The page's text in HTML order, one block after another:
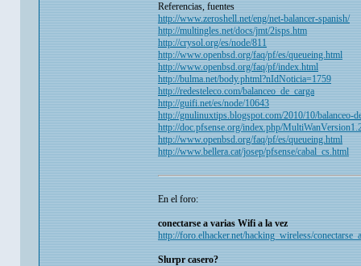
Referencias, fuentes
http://www.zeroshell.net/eng/net-balancer-spanish/
http://multingles.net/docs/jmt/2isps.htm
http://crysol.org/es/node/811
http://www.openbsd.org/faq/pf/es/queueing.html
http://www.openbsd.org/faq/pf/index.html
http://bulma.net/body.phtml?nIdNoticia=1759
http://redesteleco.com/balanceo_de_carga
http://guifi.net/es/node/10643
http://gnulinuxtips.blogspot.com/2010/10/balanceo-
http://doc.pfsense.org/index.php/
http://www.openbsd.org/faq/pf/es/queueing.html
http://www.bellera.cat/josep/pfsense/cabal_cs.html
En el foro:
conectarse a varias Wifi a la vez
http://foro.elhacker.net/hacking_wireless/
Slurpr casero?